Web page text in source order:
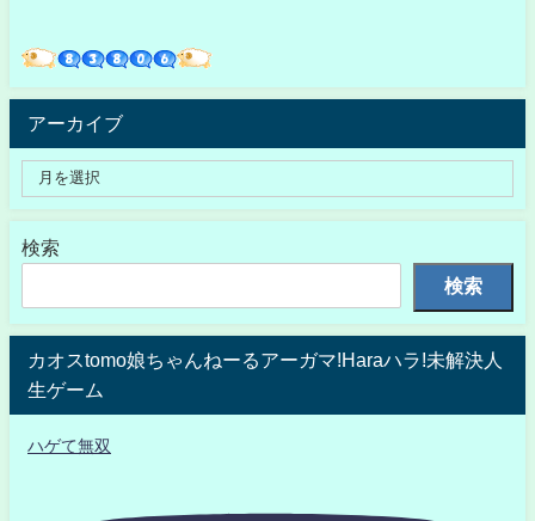
アーカイブ
検索
検索
カオスtomo娘ちゃんねーるアーガマ!Haraハラ!未解決人
生ゲーム
ハゲて無双